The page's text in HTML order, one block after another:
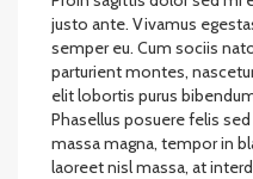
justo ante. Vivamus
semper eu. Cum sociis
parturient montes,
elit lobortis purus
Phasellus posuere felis
massa magna, tempor in
laoreet nisl massa, at